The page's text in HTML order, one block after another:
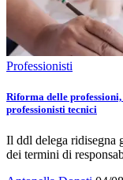
Professionisti
Riforma delle
professionisti tecnici
Il ddl delega ridisegna
dei termini di